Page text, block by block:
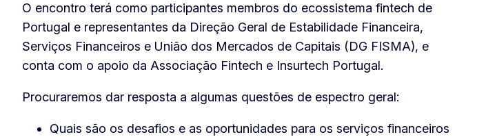
O encontro terá como participantes membros do ecossistema fintech de
Portugal e representantes da Direção Geral de Estabilidade Financeira,
Serviços Financeiros e União dos Mercados de Capitais (DG FISMA), e
conta com o apoio da Associação Fintech e Insurtech Portugal.
Procuraremos dar resposta a algumas questões de espectro geral:
Quais são os desafios e as oportunidades para os serviços financeiros